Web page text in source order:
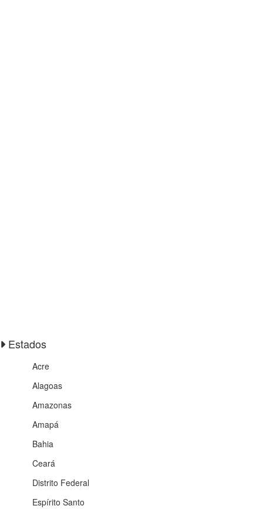
Estados
Acre
Alagoas
Amazonas
Amapá
Bahia
Ceará
Distrito Federal
Espírito Santo